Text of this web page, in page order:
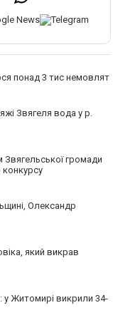
понад 3 тис немовлят
Звягеля вода у р.
Звягельської громади
конкурсу
Олександр
який викрав
у Житомирі викрили 34-